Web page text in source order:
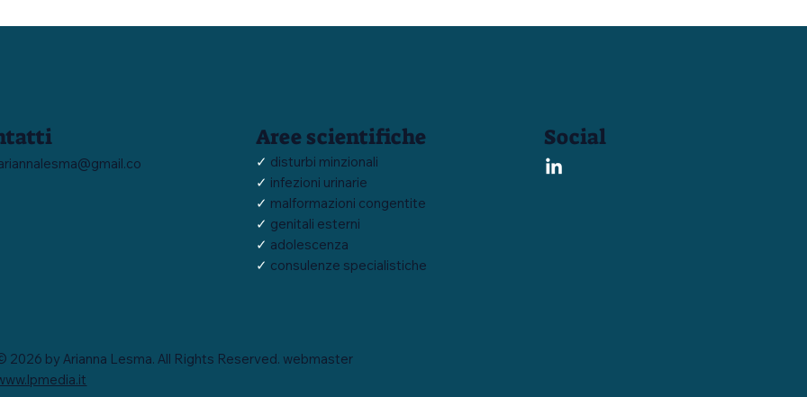
Aree scientifiche
✓ disturbi minzionali
✓ infezioni urinarie
✓ malformazioni congentite
✓ genitali esterni
✓ adolescenza
✓ consulenze specialistiche
Social
2026 by Arianna Lesma. All Rights Reserved. webmaster